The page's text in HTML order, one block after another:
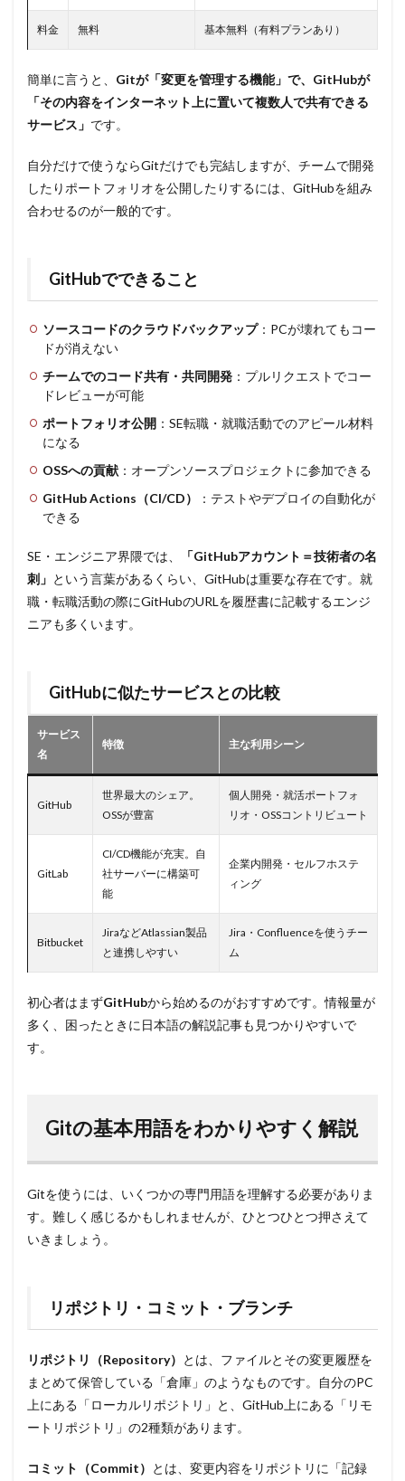
料金 無料 基本無料（有料プランあり）
簡単に言うと、 Gitが「変更を管理する機能」で、GitHubが
「その内容をインターネット上に置いて複数人で共有できる
サービス」 です。
自分だけで使うならGitだけでも完結しますが、チームで開発
したりポートフォリオを公開したりするには、GitHubを組み
合わせるのが一般的です。
GitHubでできること
ソースコードのクラウドバックアップ：PCが壊れてもコー
ドが消えない
チームでのコード共有・共同開発 ：プルリクエストでコー
ドレビューが可能
ポートフォリオ公開 ：SE転職・就職活動でのアピール材料
になる
OSSへの貢献 ：オープンソースプロジェクトに参加できる
GitHub Actions（CI/CD）
：テストやデプロイの自動化が
できる
SE・エンジニア界隈では、
「GitHubアカウント＝技術者の名
刺」 という言葉があるくらい、GitHubは重要な存在です。就
職・転職活動の際にGitHubのURLを履歴書に記載するエンジ
ニアも多くいます。
GitHubに似たサービスとの比較
サービス
名
特徴 主な利用シーン
GitHub
世界最大のシェア。
OSSが豊富
個人開発・就活ポートフォ
リオ・OSSコントリビュート
GitLab
CI/CD機能が充実。自
社サーバーに構築可
能
企業内開発・セルフホステ
ィング
Bitbucket
JiraなどAtlassian製品
と連携しやすい
Jira・Confluenceを使うチー
ム
初心者はまずGitHubから始めるのがおすすめです。情報量が
多く、困ったときに日本語の解説記事も見つかりやすいで
す。
Gitの基本用語をわかりやすく解説
Gitを使うには、いくつかの専門用語を理解する必要がありま
す。難しく感じるかもしれませんが、ひとつひとつ押さえて
いきましょう。
リポジトリ・コミット・ブランチ
リポジトリ（Repository） とは、ファイルとその変更履歴を
まとめて保管している「倉庫」のようなものです。自分のPC
上にある「ローカルリポジトリ」と、GitHub上にある「リモ
ートリポジトリ」の2種類があります。
コミット（Commit） とは、変更内容をリポジトリに「記録